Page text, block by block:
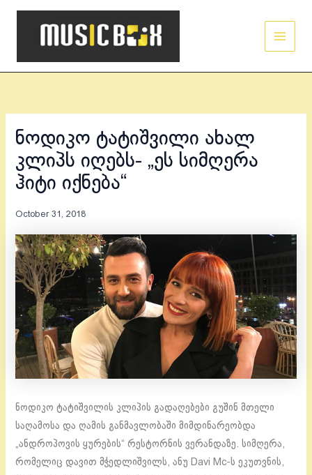
Skip
ნოდიკო ტატიშვილი ახალ
კლიპს იღებს- „ეს სიმღერა
ჰიტი იქნება“
October 31, 2018
ნოდიკო ტატიშვილის კლიპის გადაღებები გუშინ მთელი
საღამოსა და ღამის განმავლობაში მიმდინარეობდა
„ანდროპოვის ყურების“ რესტორნის ვერანდაზე. სიმღერა,
რომელიც დავით მჭედლიშვილს, ანუ Davi Mc-ს ეკუთვნის,